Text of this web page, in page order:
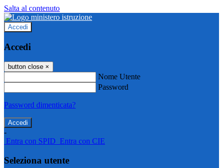
Salta al contenuto
Accedi
Accedi
button close ×
Nome Utente
Password
Password dimenticata?
-
Entra con SPID Entra con CIE
Seleziona utente